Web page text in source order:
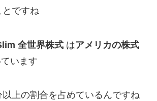
ですね
全世界株式はアメリカの株式
います
上の割合を占めているんですね